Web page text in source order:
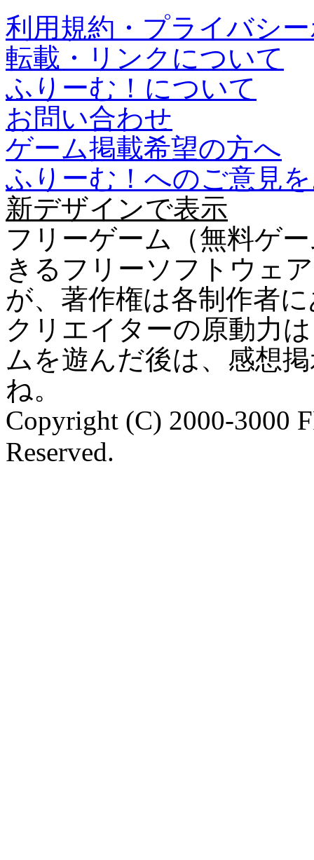
利用規約・プライバシ
転載・リンクについて
ふりーむ！について
お問い合わせ
ゲーム掲載希望の方へ
ふりーむ！へのご意見
新デザインで表示
フリーゲーム（無料ゲ
きるフリーソフトウェ
が、著作権は各制作者
クリエイターの原動力
ムを遊んだ後は、感想
ね。
Copyright (C) 2000-3000
Reserved.